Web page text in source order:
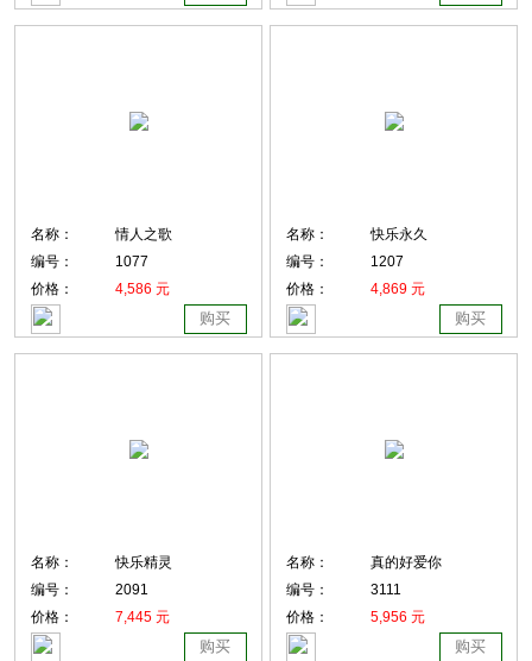
名称：
情人之歌
编号：
1077
价格：
4,586 元
购买
名称：
快乐永久
编号：
1207
价格：
4,869 元
购买
名称：
快乐精灵
编号：
2091
价格：
7,445 元
购买
名称：
真的好爱你
编号：
3111
价格：
5,956 元
购买